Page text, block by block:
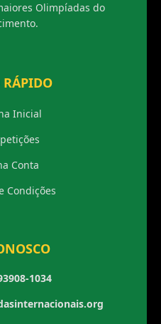
Olimpíadas do
RÁPIDO
Inicial
Conta
Condições
1034